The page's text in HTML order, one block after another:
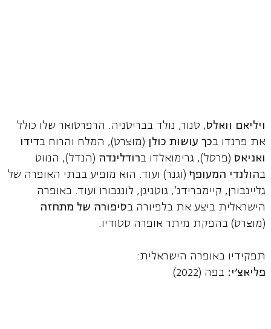
ויליאם וואלס, טנור, נולד בבריטניה. הרפרטואר שלו כולל
את פרנדו בכך עושות כולן (מוצרט), המלח והרוח בדידו
ואניאס (פרסל), גרימואלדו ברודלינדה (הנדל), הנווט
בהולנדי המעופף (וגנר) ועוד. הוא מופיע בבתי האופרה של
גליינבורן, קיימברידג', גוטניגן, לונגבורו ועוד. באופרה
הישראלית ביצע את בלפיורה בסיפורה של מתחזה
(מוצרט) בהפקת מיתר אופרה סטודיו.
תפקידיו באופרה הישראלית:
פליאצ'י: בפה (2022)